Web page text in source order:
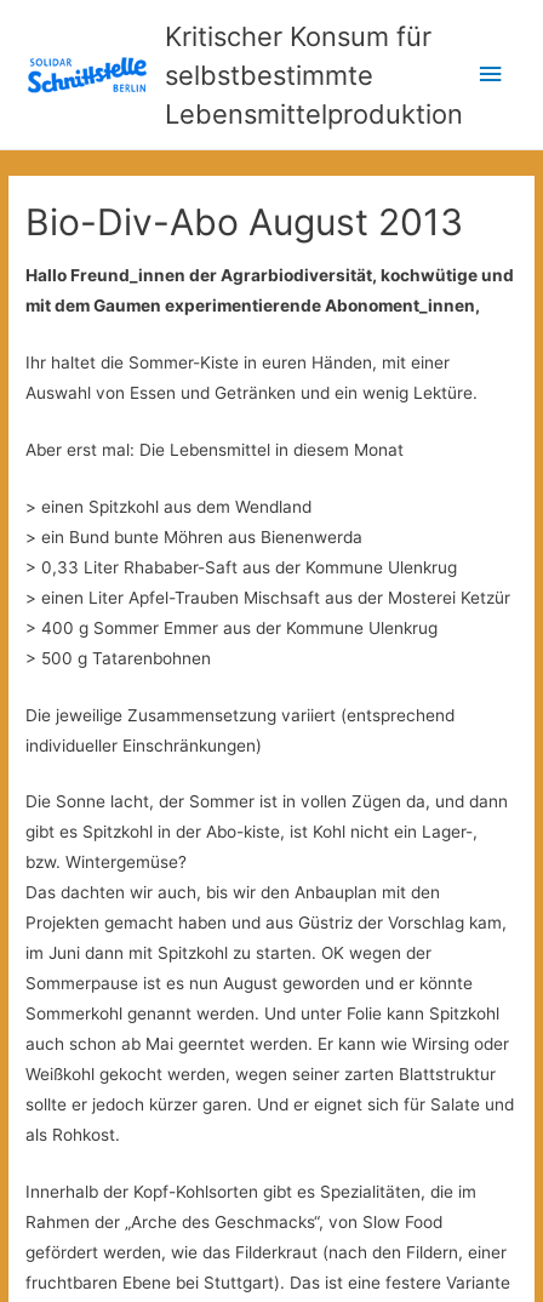
Kritischer Konsum für
selbstbestimmte
Lebensmittelproduktion
Bio-Div-Abo August 2013
Hallo Freund_innen der Agrarbiodiversität, kochwütige und
mit dem Gaumen experimentierende Abonoment_innen,
Ihr haltet die Sommer-Kiste in euren Händen, mit einer
Auswahl von Essen und Getränken und ein wenig Lektüre.
Aber erst mal: Die Lebensmittel in diesem Monat
> einen Spitzkohl aus dem Wendland
> ein Bund bunte Möhren aus Bienenwerda
> 0,33 Liter Rhababer-Saft aus der Kommune Ulenkrug
> einen Liter Apfel-Trauben Mischsaft aus der Mosterei Ketzür
> 400 g Sommer Emmer aus der Kommune Ulenkrug
> 500 g Tatarenbohnen
Die jeweilige Zusammensetzung variiert (entsprechend
individueller Einschränkungen)
Die Sonne lacht, der Sommer ist in vollen Zügen da, und dann
gibt es Spitzkohl in der Abo-kiste, ist Kohl nicht ein Lager-,
bzw. Wintergemüse?
Das dachten wir auch, bis wir den Anbauplan mit den
Projekten gemacht haben und aus Güstriz der Vorschlag kam,
im Juni dann mit Spitzkohl zu starten. OK wegen der
Sommerpause ist es nun August geworden und er könnte
Sommerkohl genannt werden. Und unter Folie kann Spitzkohl
auch schon ab Mai geerntet werden. Er kann wie Wirsing oder
Weißkohl gekocht werden, wegen seiner zarten Blattstruktur
sollte er jedoch kürzer garen. Und er eignet sich für Salate und
als Rohkost.
Innerhalb der Kopf-Kohlsorten gibt es Spezialitäten, die im
Rahmen der „Arche des Geschmacks“, von Slow Food
gefördert werden, wie das Filderkraut (nach den Fildern, einer
fruchtbaren Ebene bei Stuttgart). Das ist eine festere Variante